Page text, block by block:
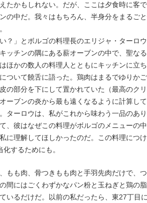
たかもしれない。だが、ここは夕食時に客
の中だ。我々はもちろん、半身分をまるご
？」とボルゴの料理長のエリジャ・ターロ
ッチンの隅にある薪オーブンの中で、聖な
ほかの数人の料理人とともにキッチンに立
ついて饒舌に語った。鶏肉はまるでゆりか
の部分を下にして置かれていた（最高のク
ーブンの炎から最も遠くなるように計算し
ターロウは、私がこれから味わう一品のあ
、彼はなぜこの料理がボルゴのメニューの
に理解してほしかったのだ。この料理につ
するためにも。
もも肉、骨つきもも肉と手羽先肉だけで、
間にはごくわずかなパン粉と玉ねぎと鶏の
いるだけだ。以前の私だったら、東27丁目